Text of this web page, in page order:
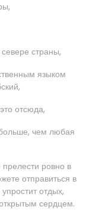
страны,
языком
отсюда,
чем любая
ровно в
отправиться в
отдых,
сердцем.